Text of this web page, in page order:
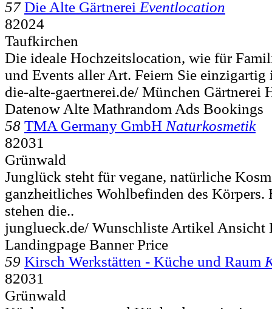
57 Die Alte Gärtnerei Eventlocation
82024
Taufkirchen
Die ideale Hochzeitslocation, wie für
und Events aller Art. Feiern Sie einzigartig
die-alte-gaertnerei.de/ München Gärtnerei
Datenow Alte Mathrandom Ads Bookings
58 TMA Germany GmbH Naturkosmetik
82031
Grünwald
Junglück steht für vegane, natürliche
ganzheitliches Wohlbefinden des Körpers.
stehen die..
junglueck.de/ Wunschliste Artikel Ansicht
Landingpage Banner Price
59 Kirsch Werkstätten - Küche und Raum
82031
Grünwald